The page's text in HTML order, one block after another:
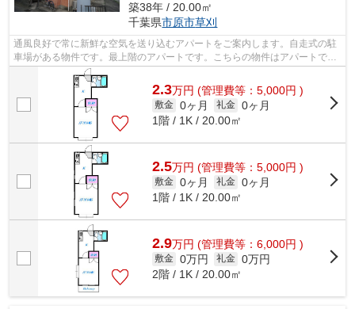
築38年 / 20.00㎡
千葉県市原市草刈
通風良好で常に新鮮な空気を送り込むアパートをご案内します。自走式の駐
車場がある物件です。最上階のアパートです。こちらの物件はアパートで
す。株式会社ネイティブ・トラストが紹...
2.3万円 (管理費等：5,000円 )
敷金 0ヶ月 礼金 0ヶ月
1階 / 1K / 20.00㎡
2.5万円 (管理費等：5,000円 )
敷金 0ヶ月 礼金 0ヶ月
1階 / 1K / 20.00㎡
2.9万円 (管理費等：6,000円 )
敷金 0万円 礼金 0万円
2階 / 1K / 20.00㎡